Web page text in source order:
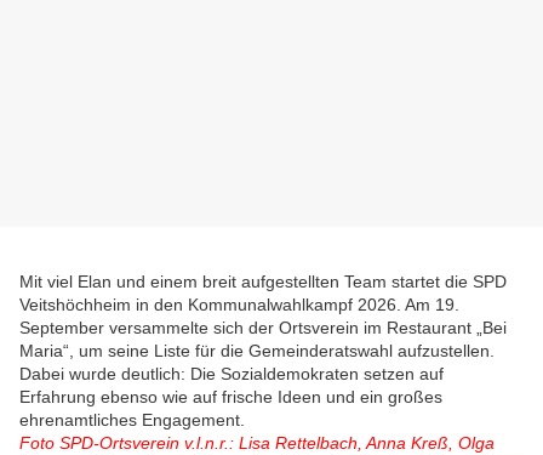
Mit viel Elan und einem breit aufgestellten Team startet die SPD
Veitshöchheim in den Kommunalwahlkampf 2026. Am 19.
September versammelte sich der Ortsverein im Restaurant „Bei
Maria“, um seine Liste für die Gemeinderatswahl aufzustellen.
Dabei wurde deutlich: Die Sozialdemokraten setzen auf
Erfahrung ebenso wie auf frische Ideen und ein großes
ehrenamtliches Engagement.
Foto SPD-Ortsverein v.l.n.r.: Lisa Rettelbach, Anna Kreß, Olga